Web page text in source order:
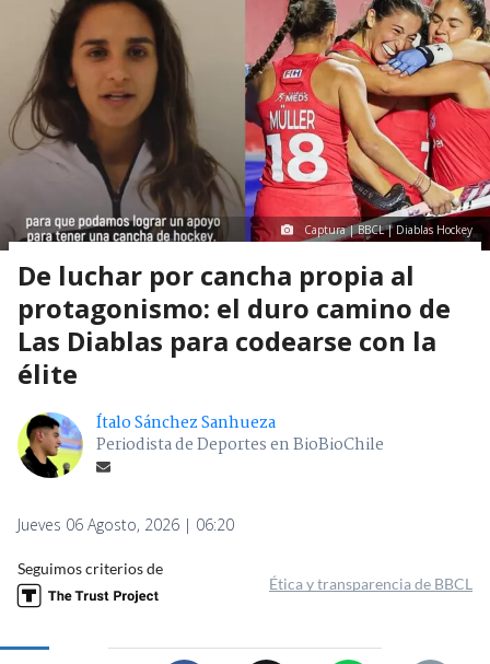
Captura | BBCL | Diablas Hockey
De luchar por cancha propia al
protagonismo: el duro camino de
Las Diablas para codearse con la
élite
Ítalo Sánchez Sanhueza
Periodista de Deportes en BioBioChile
Jueves 06 Agosto, 2026 | 06:20
Seguimos criterios de
Ética y transparencia de BBCL